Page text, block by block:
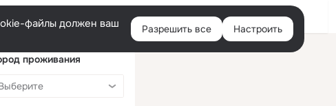
Войти
файлы должен ваш
Разрешить все Настроить
проживания